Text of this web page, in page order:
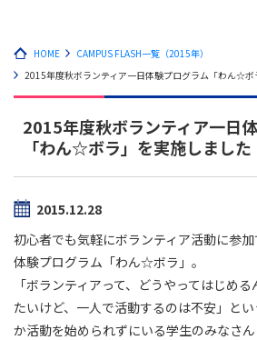
HOME
CAMPUS FLASH一覧（2015年）
2015年度秋ボランティア一日体験プログラム「わん☆ボ
2015年度秋ボランティア一日
「わん☆ボラ」を実施しました
2015.12.28
初心者でも気軽にボランティア活動に参
体験プログラム「わん☆ボラ」。
「ボランティアって、どうやってはじめ
たいけど、一人で活動するのは不安」と
か活動を始められずにいる学生のみなさ